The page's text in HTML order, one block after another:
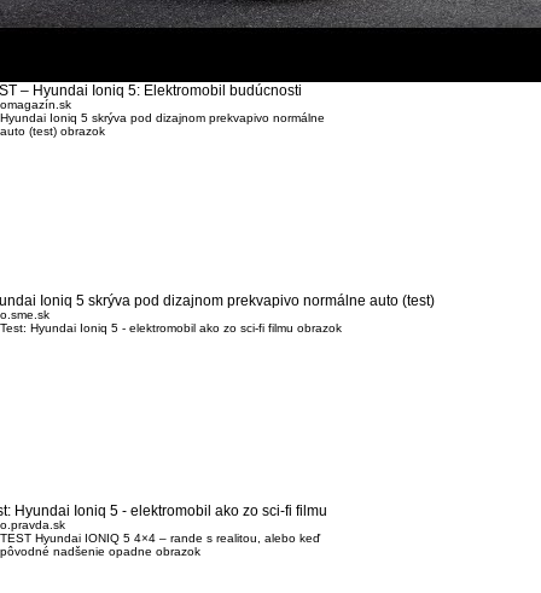
– Hyundai Ioniq 5: Elektromobil budúcnosti
Ioniq 5 skrýva pod dizajnom prekvapivo normálne auto (test)
Hyundai Ioniq 5 - elektromobil ako zo sci-fi filmu